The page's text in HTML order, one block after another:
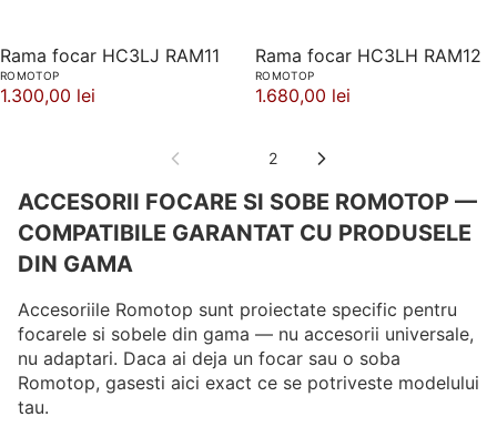
Rama focar HC3LJ RAM11
ROMOTOP
1.300,00 lei
Rama focar HC3LH RAM12
ROMOTOP
1.680,00 lei
2
ACCESORII FOCARE SI SOBE ROMOTOP —
COMPATIBILE GARANTAT CU PRODUSELE
DIN GAMA
Accesoriile Romotop sunt proiectate specific pentru
focarele si sobele din gama — nu accesorii universale,
nu adaptari. Daca ai deja un focar sau o soba
Romotop, gasesti aici exact ce se potriveste modelului
tau.